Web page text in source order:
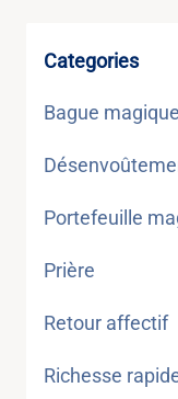
Categories
Bague magique
Portefeuille
Prière
Retour affectif
Richesse